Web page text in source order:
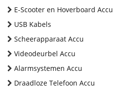
E-Scooter en Hoverboard Accu
USB Kabels
Scheerapparaat Accu
Videodeurbel Accu
Alarmsystemen Accu
Draadloze Telefoon Accu